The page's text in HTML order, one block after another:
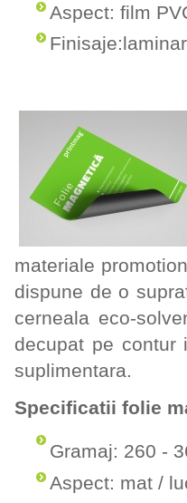
Aspect: film
materiale
dispune de o
cerneala eco-
decupat pe contur
suplimentara.
Specificatii folie
Gramaj: 260 -
Aspect: mat /